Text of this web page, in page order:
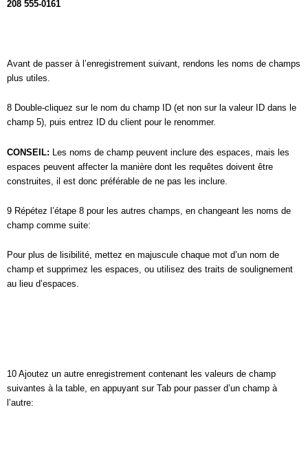
208 555-0161
Avant de passer à l’enregistrement suivant, rendons les noms de champs
plus utiles.
8 Double-cliquez sur le nom du champ ID (et non sur la valeur ID dans le
champ 5), puis entrez ID du client pour le renommer.
CONSEIL: Les noms de champ peuvent inclure des espaces, mais les
espaces peuvent affecter la manière dont les requêtes doivent être
construites, il est donc préférable de ne pas les inclure.
9 Répétez l’étape 8 pour les autres champs, en changeant les noms de
champ comme suite:
Pour plus de lisibilité, mettez en majuscule chaque mot d’un nom de
champ et supprimez les espaces, ou utilisez des traits de soulignement
au lieu d’espaces.
10 Ajoutez un autre enregistrement contenant les valeurs de champ
suivantes à la table, en appuyant sur Tab pour passer d’un champ à
l’autre: